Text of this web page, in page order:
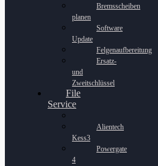
Bremsscheiben
planen
Software
Update
Felgenaufbereitung
Ersatz-
und
Zweitschlüssel
File
Service
Alientech
Kess3
Powergate
4